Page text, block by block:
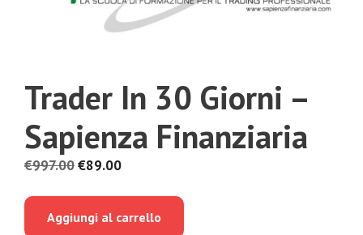
Trader In 30 Giorni –
Sapienza Finanziaria
€997.00Il
era:
€89.00Il
è:
Aggiungi al carrello